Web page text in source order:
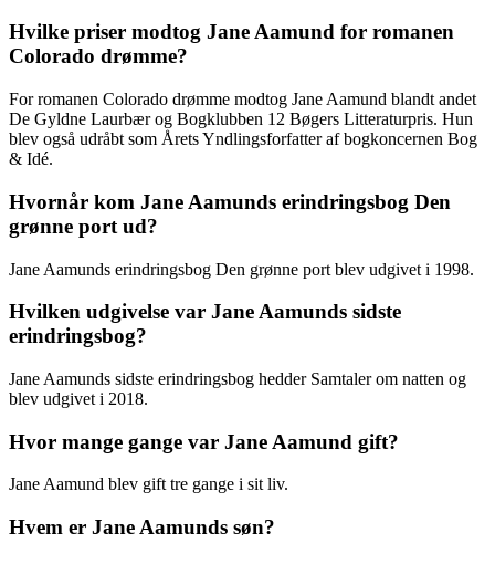
Hvilke priser modtog Jane Aamund for romanen
Colorado drømme?
For romanen Colorado drømme modtog Jane Aamund blandt andet
De Gyldne Laurbær og Bogklubben 12 Bøgers Litteraturpris. Hun
blev også udråbt som Årets Yndlingsforfatter af bogkoncernen Bog
& Idé.
Hvornår kom Jane Aamunds erindringsbog Den
grønne port ud?
Jane Aamunds erindringsbog Den grønne port blev udgivet i 1998.
Hvilken udgivelse var Jane Aamunds sidste
erindringsbog?
Jane Aamunds sidste erindringsbog hedder Samtaler om natten og
blev udgivet i 2018.
Hvor mange gange var Jane Aamund gift?
Jane Aamund blev gift tre gange i sit liv.
Hvem er Jane Aamunds søn?